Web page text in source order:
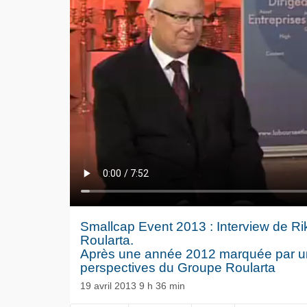
NOW PLAYING
Smallcap Event 2013 : Interview de
Roularta.
Après une année 2012 marquée par
perspectives du Groupe Roularta
19 avril 2013 9 h 36 min